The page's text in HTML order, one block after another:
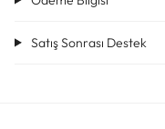
Satış Sonrası Destek